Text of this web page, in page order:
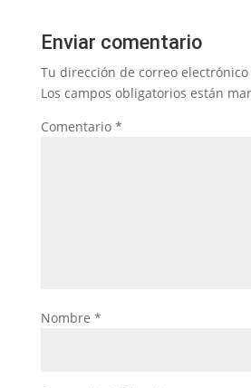
Enviar comentario
Tu dirección de correo
Los campos obligatorios están
Comentario *
Nombre *